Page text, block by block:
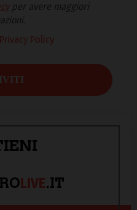
per avere maggiori
Privacy Policy
LIVE.IT